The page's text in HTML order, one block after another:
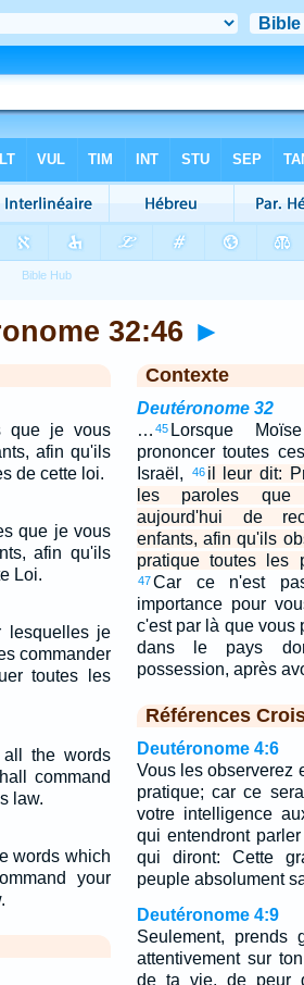
32:46 ►
que je vous
afin qu'ils
de cette loi.
que je vous
afin qu'ils
Loi.
lesquelles je
commander
toutes les
the words
command
law.
words which
your
Contexte
Deutéronome 32
… 45 Lorsque
prononcer toutes
Israël,
46 il leur dit:
les paroles
aujourd'hui de
enfants, afin qu'ils
pratique toutes les
47Car ce n'est
importance pour
c'est par là que vous
dans le pays
possession, après
Références
Deutéronome 4:6
Vous les observerez
pratique; car ce
votre intelligence
qui entendront
qui diront: Cette
peuple absolument
Deutéronome 4:9
Seulement,
attentivement sur
de ta vie, de peur